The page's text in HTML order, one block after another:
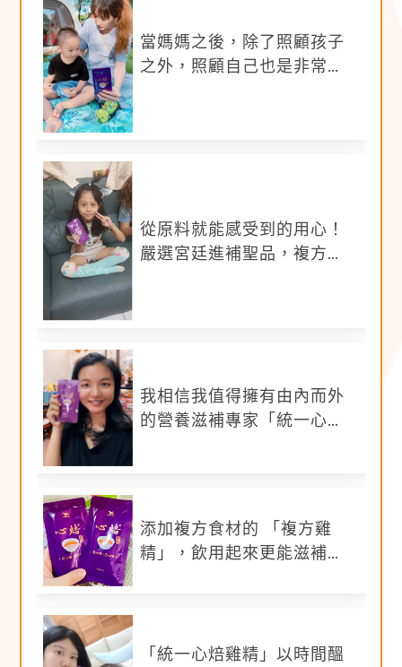
d.獨立包裝方便隨身攜帶，常溫保存，電鍋加
熱/隔水加熱可直接食用。
撰文時請注意，心焙雞精並非「滴雞精」
是有添加複方食材的 「複方雞精」。
推薦心焙雞精的原因
照片須提供5張以上(照片需清晰)
a.純產品情境照
b.媽媽、孩子或家人與產品一同入鏡合照
c.媽媽食用產品照
公開曝光於個人社群平台(FB/IG至少擇一平台露
出，恕不接受限動)，並加入指定hashtag #心
焙雞精 #康是美獨家銷售 #用心焙用心陪 #宮廷
進補食材萃取 #心焙體驗
主辦單位將依文章豐富度及完整度進行評選，挑
選3名最佳文章獎，每名贈送心焙雞精6包
【參加資格】
參加資格: 親子家庭(小朋友年紀12歲以內皆可)
當媽媽之後，除了照顧孩子
之外，照顧自己也是非常重
從原料就能感受到的用心！
嚴選宮廷進補聖品，複方加
我相信我值得擁有由內而外
的營養滋補專家「統一心焙
添加複方食材的 「複方雞
精」，飲用起來更能滋補營
「統一心焙雞精」以時間醞